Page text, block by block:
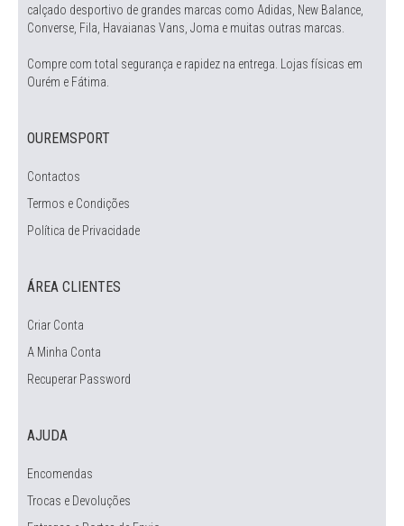
calçado desportivo de grandes marcas como Adidas, New Balance,
Converse, Fila, Havaianas Vans, Joma e muitas outras marcas.
Compre com total segurança e rapidez na entrega. Lojas físicas em
Ourém e Fátima.
OUREMSPORT
Contactos
Termos e Condições
Política de Privacidade
ÁREA CLIENTES
Criar Conta
A Minha Conta
Recuperar Password
AJUDA
Encomendas
Trocas e Devoluções